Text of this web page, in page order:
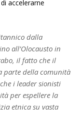
accelerarne
dalla
all’Olocausto in
il fatto che il
parte della comunità
i leader sionisti
per espellere la
etnica su vasta